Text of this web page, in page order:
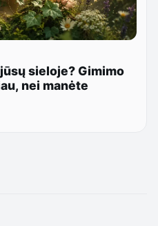
sieloje? Gimimo
nei manėte